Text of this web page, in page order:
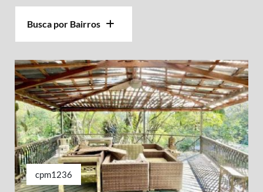
Busca por Bairros
cpm1236